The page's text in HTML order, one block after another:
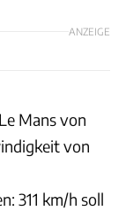
ANZEIGE
Mans von
von
311 km/h soll